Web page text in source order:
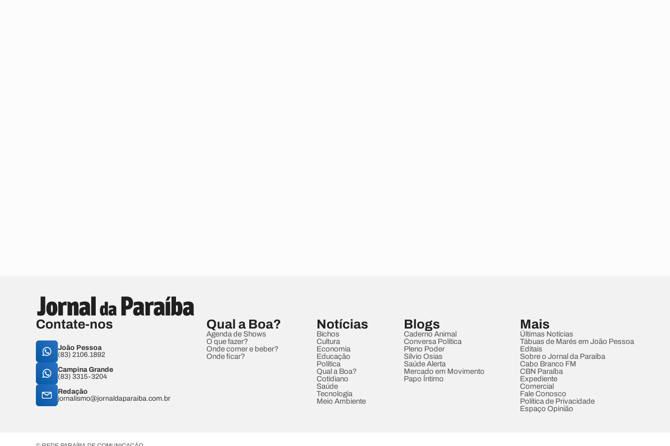
Contate-nos
João Pessoa
(83) 2106.1892
Campina Grande
(83) 3315-3204
Redação
jornalismo@jornaldaparaiba.com.br
Qual a Boa?
Agenda de Shows
O que fazer?
Onde comer e beber?
Onde ficar?
Notícias
Bichos
Cultura
Economia
Educação
Política
Qual a Boa?
Cotidiano
Saúde
Tecnologia
Meio Ambiente
Blogs
Caderno Animal
Conversa Política
Pleno Poder
Sílvio Osias
Saúde Alerta
Mercado em Movimento
Papo Íntimo
Mais
Últimas Notícias
Tábuas de Marés em João Pessoa
Editais
Sobre o Jornal da Paraíba
Cabo Branco FM
CBN Paraíba
Expediente
Comercial
Fale Conosco
Política de Privacidade
Espaço Opinião